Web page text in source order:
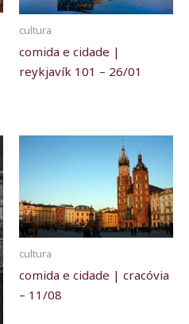
cultura
comida e cidade |
reykjavík 101 – 26/01
cultura
comida e cidade | cracóvia
– 11/08